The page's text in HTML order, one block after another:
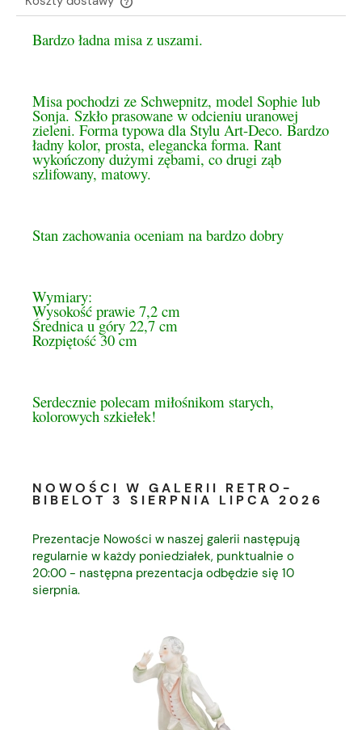
Cena nie zawiera ewentualnych kosztów płatności
Bardzo ładna misa z uszami.
Misa pochodzi ze Schwepnitz, model Sophie lub
Sonja. Szkło prasowane w odcieniu uranowej
zieleni. Forma typowa dla Stylu Art-Deco. Bardzo
ładny kolor, prosta, elegancka forma. Rant
wykończony dużymi zębami, co drugi ząb
szlifowany, matowy.
Stan zachowania oceniam na bardzo dobry
Wymiary:
Wysokość prawie 7,2 cm
Średnica u góry 22,7 cm
Rozpiętość 30 cm
Serdecznie polecam miłośnikom starych,
kolorowych szkiełek!
NOWOŚCI W GALERII RETRO-
BIBELOT 3 SIERPNIA LIPCA 2026
Prezentacje Nowości w naszej galerii następują
regularnie w każdy poniedziałek, punktualnie o
20:00 - następna prezentacja odbędzie się 10
sierpnia.